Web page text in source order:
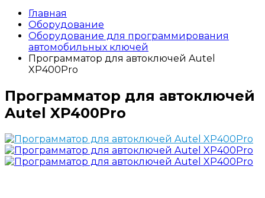
Главная
Оборудование
Оборудование для программирования
автомобильных ключей
Программатор для автоключей Autel
XP400Pro
Программатор для автоключей
Autel XP400Pro